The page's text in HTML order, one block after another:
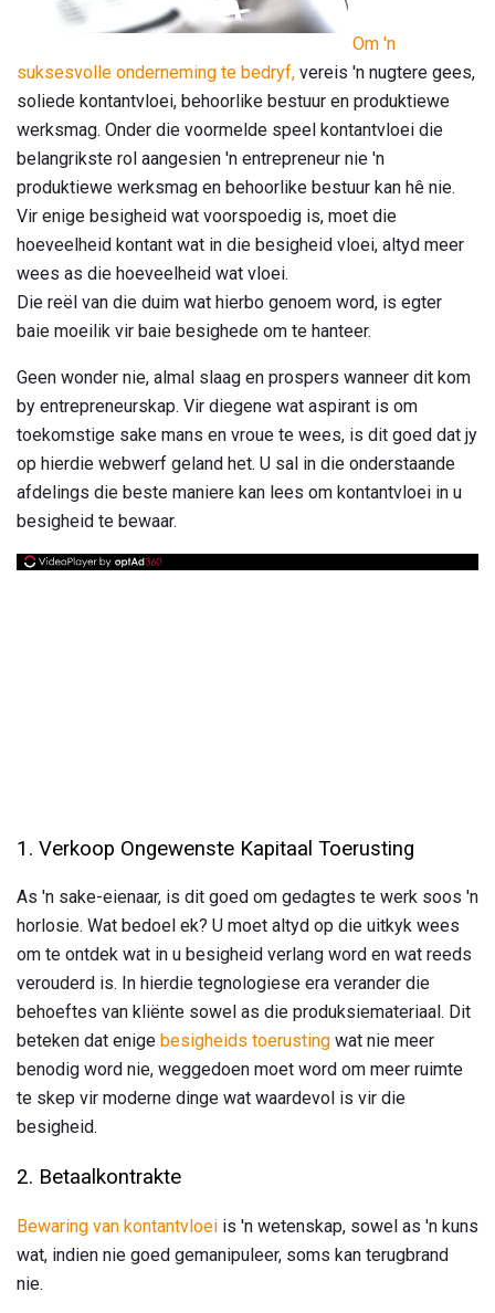
Om 'n
suksesvolle onderneming te bedryf, vereis 'n nugtere gees,
soliede kontantvloei, behoorlike bestuur en produktiewe
werksmag. Onder die voormelde speel kontantvloei die
belangrikste rol aangesien 'n entrepreneur nie 'n
produktiewe werksmag en behoorlike bestuur kan hê nie.
Vir enige besigheid wat voorspoedig is, moet die
hoeveelheid kontant wat in die besigheid vloei, altyd meer
wees as die hoeveelheid wat vloei.
Die reël van die duim wat hierbo genoem word, is egter
baie moeilik vir baie besighede om te hanteer.
Geen wonder nie, almal slaag en prospers wanneer dit kom
by entrepreneurskap. Vir diegene wat aspirant is om
toekomstige sake mans en vroue te wees, is dit goed dat jy
op hierdie webwerf geland het. U sal in die onderstaande
afdelings die beste maniere kan lees om kontantvloei in u
besigheid te bewaar.
1. Verkoop Ongewenste Kapitaal Toerusting
As 'n sake-eienaar, is dit goed om gedagtes te werk soos 'n
horlosie. Wat bedoel ek? U moet altyd op die uitkyk wees
om te ontdek wat in u besigheid verlang word en wat reeds
verouderd is. In hierdie tegnologiese era verander die
behoeftes van kliënte sowel as die produksiemateriaal. Dit
beteken dat enige besigheids toerusting wat nie meer
benodig word nie, weggedoen moet word om meer ruimte
te skep vir moderne dinge wat waardevol is vir die
besigheid.
2. Betaalkontrakte
Bewaring van kontantvloei is 'n wetenskap, sowel as 'n kuns
wat, indien nie goed gemanipuleer, soms kan terugbrand
nie.